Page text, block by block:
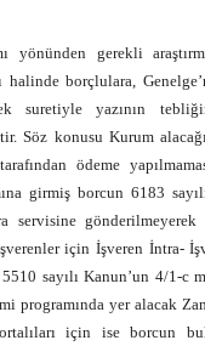
yönünden gerekli
halinde borçlulara,
suretiyle yazının
Söz konusu Kurum
ödeme
girmiş borcun 6183
servisine
için İşveren İntra-
sayılı Kanun’un 4/1-c
programında yer alacak
için ise borcun